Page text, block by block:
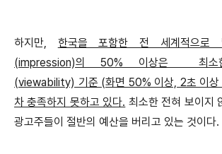
하지만, 한국을 포함한 전 세계적으로
(impression)의 50% 이상은 최소한
(viewability) 기준 (화면 50% 이상, 2초 이상
차 충족하지 못하고 있다. 최소한 전혀 보이지
광고주들이 절반의 예산을 버리고 있는 것이다.